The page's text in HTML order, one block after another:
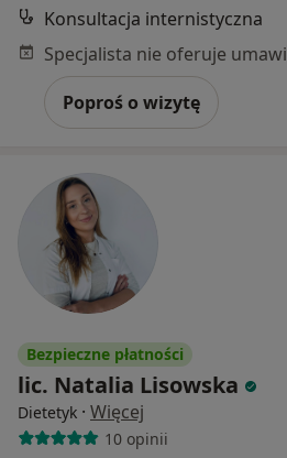
Konsultacja internistyczna
Poproś o wizytę
Bezpieczne płatności
lic. Natalia Lisowska
Dietetyk · Więcej
10 opinii